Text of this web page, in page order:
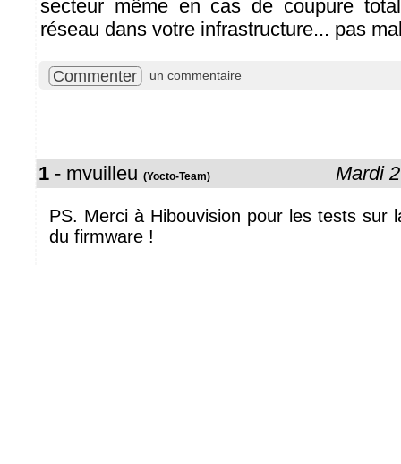
secteur même en cas de coupure
réseau dans votre infrastructure... pas
Commenter un commentaire
1 - mvuilleu (Yocto-Team) Mardi
PS. Merci à Hibouvision pour les tests sur
du firmware !